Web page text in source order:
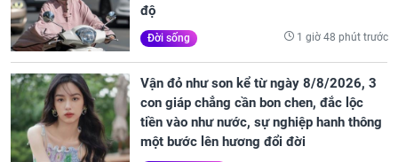
độ
Đời sống 1 giờ 48 phút trước
Vận đỏ như son kể từ ngày 8/8/2026, 3
con giáp chẳng cần bon chen, đắc lộc
tiền vào như nước, sự nghiệp hanh thông
một bước lên hương đổi đời